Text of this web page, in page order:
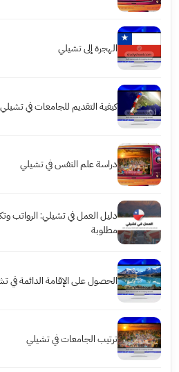
الهجرة إلى تشيلي
كيفية التقديم للجامعات في تشيلي
دراسة علم النفس في تشيلي
مطلوبة
الحصول على الإقامة الدائمة في
ترتيب الجامعات في تشيلي